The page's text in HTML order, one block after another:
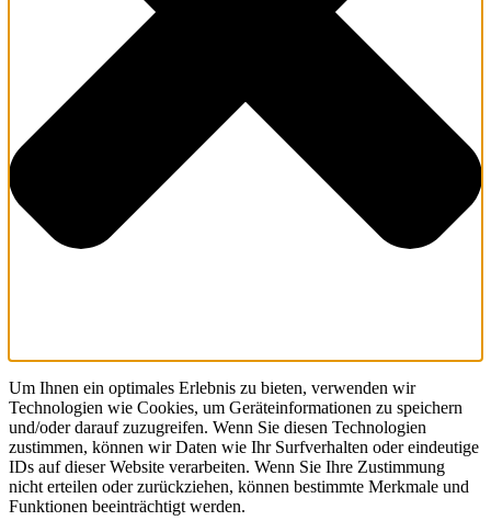
Um Ihnen ein optimales Erlebnis zu bieten, verwenden wir
Technologien wie Cookies, um Geräteinformationen zu speichern
und/oder darauf zuzugreifen. Wenn Sie diesen Technologien
zustimmen, können wir Daten wie Ihr Surfverhalten oder eindeutige
IDs auf dieser Website verarbeiten. Wenn Sie Ihre Zustimmung
nicht erteilen oder zurückziehen, können bestimmte Merkmale und
Funktionen beeinträchtigt werden.